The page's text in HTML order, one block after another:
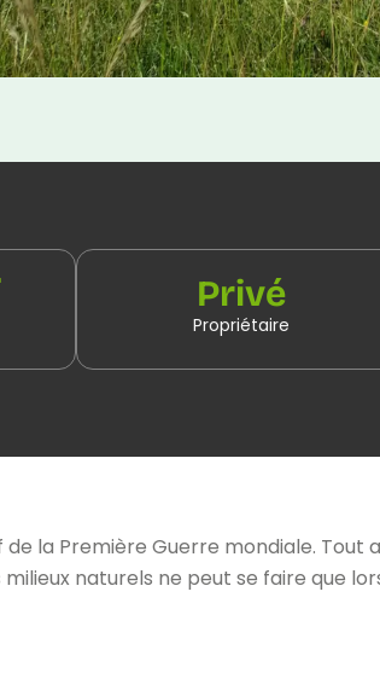
Privé
Propriétaire
la Première Guerre mondiale. Tout
naturels ne peut se faire que